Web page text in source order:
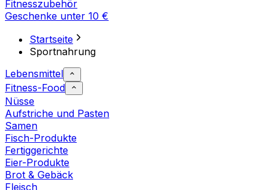
Fitnesszubehör
Geschenke unter 10 €
Startseite
Sportnahrung
Lebensmittel
Fitness-Food
Nüsse
Aufstriche und Pasten
Samen
Fisch-Produkte
Fertiggerichte
Eier-Produkte
Brot & Gebäck
Fleisch